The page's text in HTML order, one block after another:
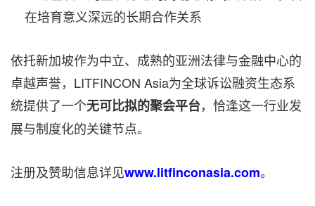
在培育意义深远的长期合作关系
依托新加坡作为中立、成熟的亚洲法律与金融中心的
卓越声誉，LITFINCON Asia为全球诉讼融资生态系
统提供了一个无可比拟的聚会平台，恰逢这一行业发
展与制度化的关键节点。
注册及赞助信息详见www.litfinconasia.com。